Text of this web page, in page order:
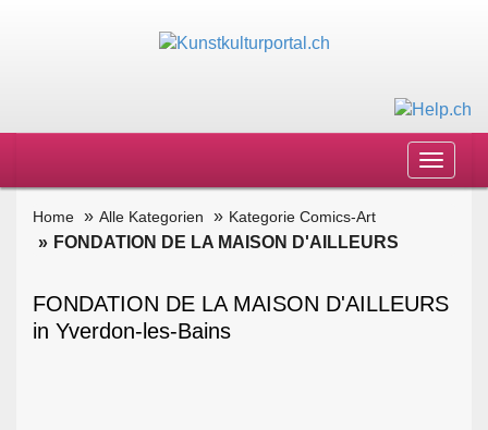
Toggle
Home Alle Kategorien Kategorie Comics-Art
FONDATION DE LA MAISON D'AILLEURS
FONDATION DE LA MAISON D'AILLEURS
in Yverdon-les-Bains